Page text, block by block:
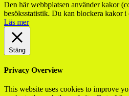
Den här webbplatsen använder kakor
besöksstatistik. Du kan blockera kakor i
Läs mer
Stäng
Privacy Overview
This website uses cookies to improve